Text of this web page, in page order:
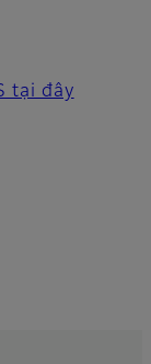
tại đây